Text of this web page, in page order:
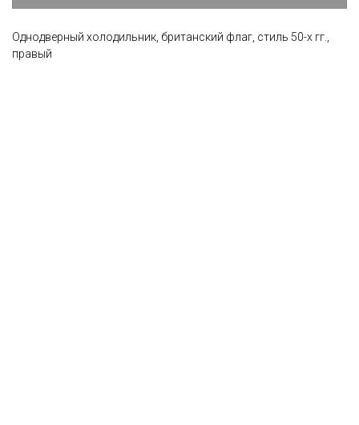
Однодверный холодильник, британский флаг, стиль 50-х гг.,
правый